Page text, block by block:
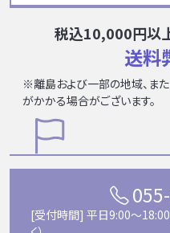
税込10,000円以
送料
※離島および一部の地域、ま
がかかる場合がございます。
[受付時間] 平日9:00〜